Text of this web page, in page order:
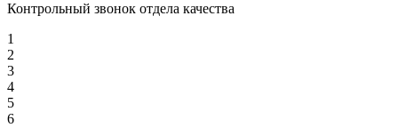
Контрольный звонок отдела качества
1
2
3
4
5
6